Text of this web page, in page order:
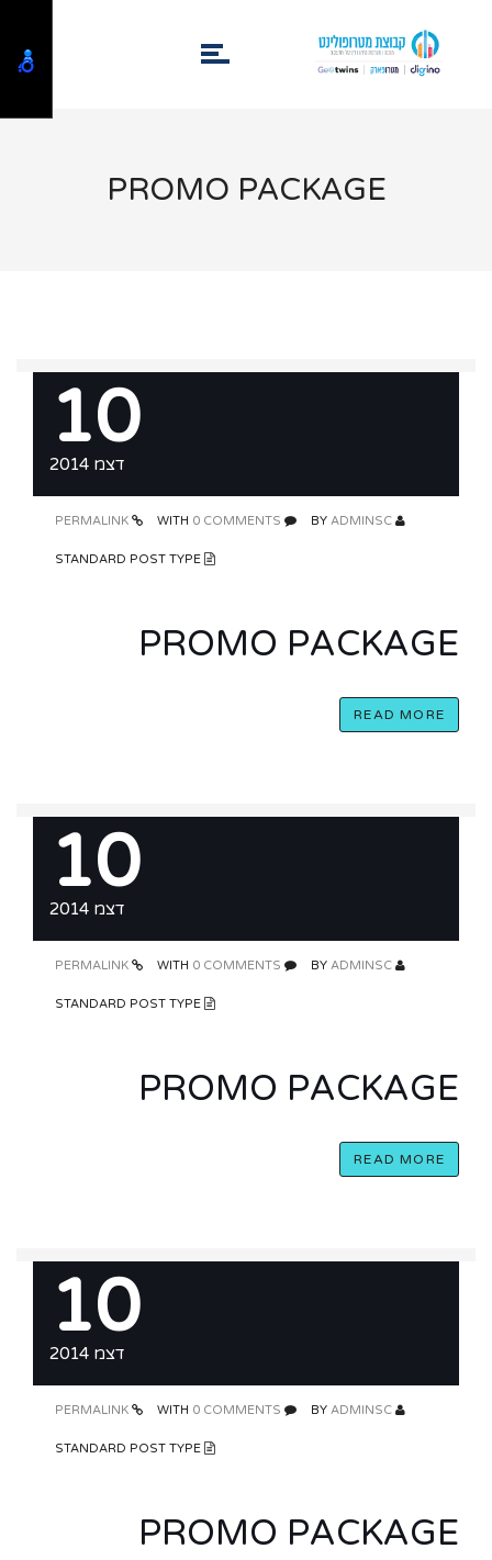
PROMO PACKAGE
10
דצמ 2014
ADMINSC
0 COMMENTS
PROMO PACKAGE
READ MORE
10
דצמ 2014
ADMINSC
0 COMMENTS
PROMO PACKAGE
READ MORE
10
דצמ 2014
ADMINSC
0 COMMENTS
PROMO PACKAGE